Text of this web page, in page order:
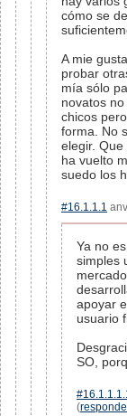
cómo se
A mie
probar
mía sólo
novatos
chicos
forma. No
elegir.
ha vuelto
suedo los
#16.1.1.1
Ya no
simples
apoyar
usuario
SO,
(